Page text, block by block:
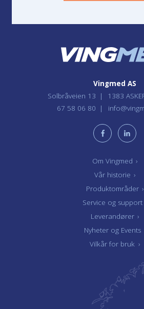
Om Vingmed ›
Vår historie ›
Produktområder ›
Service og support
Leverandører ›
Nyheter og Events
Vilkår for bruk ›
Vingmed AS
Solbråveien 13
1383
67 58 06 80